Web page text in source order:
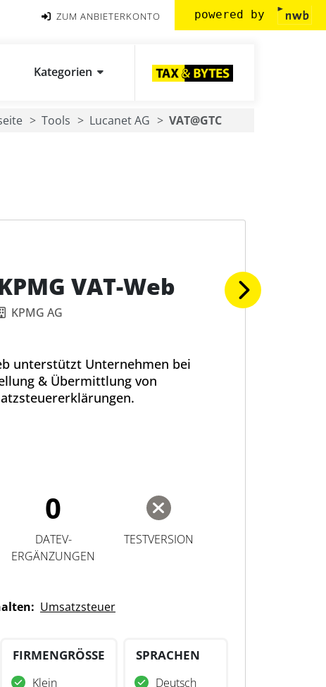
ZUM ANBIETERKONTO powered by
Kategorien
Tools Lucanet AG VAT@GTC
VAT-Web
KPMG AG
unterstützt Unternehmen bei
& Übermittlung von
0
DATEV-
ERGÄNZUNGEN
TESTVERSION
Umsatzsteuer
FIRMENGRÖSSE
Klein
SPRACHEN
Deutsch